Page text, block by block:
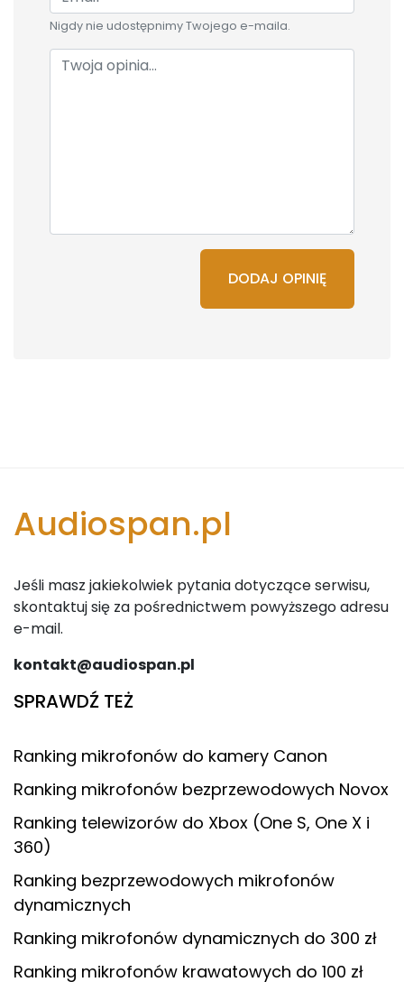
Nigdy nie udostępnimy Twojego e-maila.
DODAJ OPINIĘ
Audiospan.pl
Jeśli masz jakiekolwiek pytania dotyczące serwisu,
skontaktuj się za pośrednictwem powyższego adresu
e-mail.
kontakt@audiospan.pl
SPRAWDŹ TEŻ
Ranking mikrofonów do kamery Canon
Ranking mikrofonów bezprzewodowych Novox
Ranking telewizorów do Xbox (One S, One X i
360)
Ranking bezprzewodowych mikrofonów
dynamicznych
Ranking mikrofonów dynamicznych do 300 zł
Ranking mikrofonów krawatowych do 100 zł